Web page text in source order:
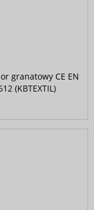
granatowy CE EN
(KBTEXTIL)